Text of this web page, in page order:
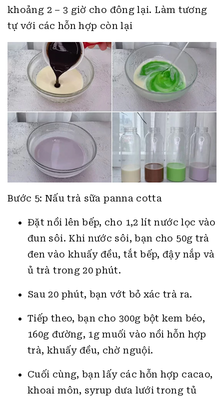
khoảng 2 – 3 giờ cho đông lại. Làm tương
tự với các hỗn hợp còn lại
Bước 5: Nấu trà sữa panna cotta
Đặt nồi lên bếp, cho 1,2 lít nước lọc vào
đun sôi. Khi nước sôi, bạn cho 50g trà
đen vào khuấy đều, tắt bếp, đậy nắp và
ủ trà trong 20 phút.
Sau 20 phút, bạn vớt bỏ xác trà ra.
Tiếp theo, bạn cho 300g bột kem béo,
160g đường, 1g muối vào nồi hỗn hợp
trà, khuấy đều, chờ nguội.
Cuối cùng, bạn lấy các hỗn hợp cacao,
khoai môn, syrup dưa lưới trong tủ